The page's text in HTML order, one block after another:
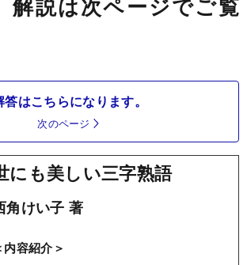
答はこちらになります。
次のページ
にも美しい三字熟語
角けい子 著
内容紹介＞